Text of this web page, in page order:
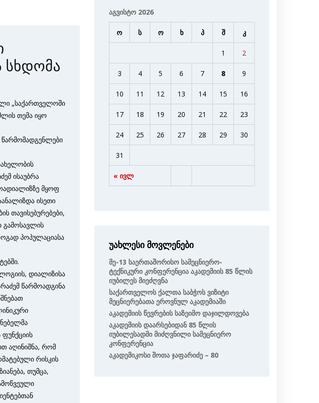
სხდომა
„საქართველოში
თემა იყო
წარმომადგენლები
ისაუბრა
მყოფ
ისეთი
თავისებურებები,
გამოსავლის
პოპულაციასა
დიალიზისა
წარმოადგინა
აღინიშნა, რომ
რისკის
თუმცა,
აგვისტო 2026
ო ს ო ხ პ შ კ
« ივლ
1 2
3 4 5 6 7 8 9
10 11 12 13 14 15 16
17 18 19 20 21 22 23
24 25 26 27 28 29 30
31
უახლესი მოვლენები
Მე-13 Საერთაშორისო Სამეცნიერო-
Ტექნიკური Კონფერენცია Აკადემიის 85 Წლის
Იუბილეს Მიეძღვნა
Საქართველოს Ქალთა Საბჭოს Ვიზიტი
Მეცნიერებათა Ეროვნულ Აკადემიაში
Აკადემიის Წევრების Საზეიმო Დაჯილდოვება
Აკადემიის Დაარსებიდან 85 Წლის
Იუბილესადმი Მიძღვნილი Სამეცნიერო
Კონფერენცია
Აკადემიკოსი Შოთა Ჯაფარიძე – 80